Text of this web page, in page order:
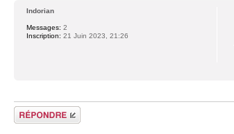
Indorian
Messages: 2
Inscription: 21 Juin 2023, 21:26
Répondre